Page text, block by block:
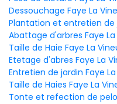
Dessouchage Faye La
Plantation et entretien de
Abattage d'arbres Faye La
Taille de Haie Faye La
Etetage d'abres Faye La
Entretien de jardin Faye La
Taille de Haies Faye La
Tonte et refection de